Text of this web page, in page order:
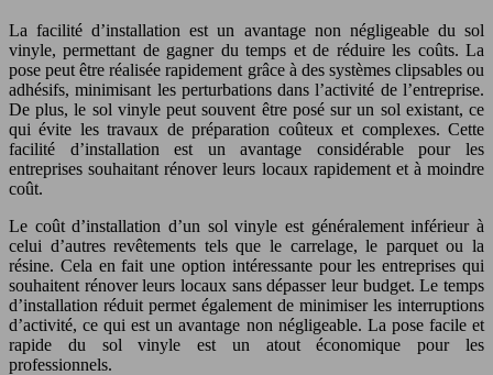
La facilité d’installation est un avantage non négligeable du sol
vinyle, permettant de gagner du temps et de réduire les coûts. La
pose peut être réalisée rapidement grâce à des systèmes clipsables ou
adhésifs, minimisant les perturbations dans l’activité de l’entreprise.
De plus, le sol vinyle peut souvent être posé sur un sol existant, ce
qui évite les travaux de préparation coûteux et complexes. Cette
facilité d’installation est un avantage considérable pour les
entreprises souhaitant rénover leurs locaux rapidement et à moindre
coût.
Le coût d’installation d’un sol vinyle est généralement inférieur à
celui d’autres revêtements tels que le carrelage, le parquet ou la
résine. Cela en fait une option intéressante pour les entreprises qui
souhaitent rénover leurs locaux sans dépasser leur budget. Le temps
d’installation réduit permet également de minimiser les interruptions
d’activité, ce qui est un avantage non négligeable. La pose facile et
rapide du sol vinyle est un atout économique pour les
professionnels.